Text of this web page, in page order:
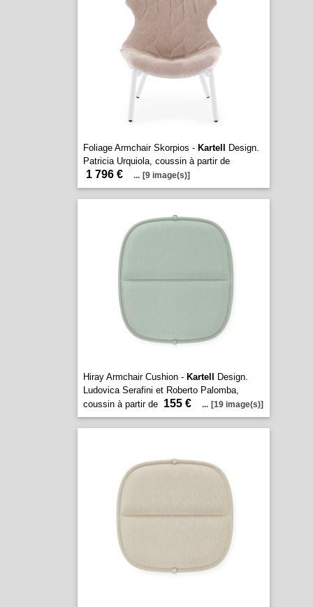
Foliage Armchair Skorpios - Kartell
Design.
Patricia Urquiola, coussin à partir de
1 796 € ... [9 image(s)]
Hiray Armchair Cushion - Kartell
Design.
Ludovica Serafini et Roberto Palomba,
coussin à partir de 155 € ... [19 image(s)]